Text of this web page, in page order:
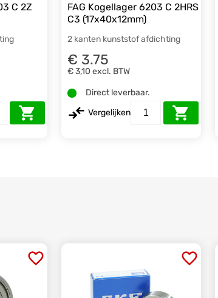
C 2Z
FAG Kogellager 6203 C 2HRS
C3 (17x40x12mm)
2 kanten kunststof afdichting
€ 3.75
€ 3,10 excl. BTW
Direct leverbaar.
Vergelijken